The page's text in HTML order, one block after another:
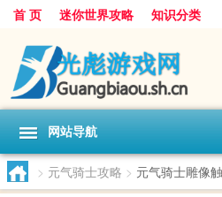
首 页 迷你世界攻略 知识分类
网站导航
> 元气骑士攻略 > 元气骑士雕像